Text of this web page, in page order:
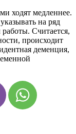
ходят медленнее.
на ряд
Считается,
происходит
деменция,